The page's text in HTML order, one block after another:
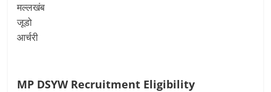
मल्लखंब
जूडो
आर्चरी
MP DSYW Recruitment Eligibility